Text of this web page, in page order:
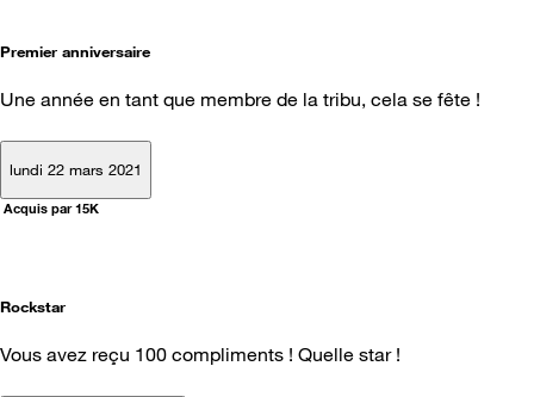
Premier anniversaire
Une année en tant que membre de la tribu, cela se fête !
lundi 22 mars 2021
Acquis par 15K
Rockstar
Vous avez reçu 100 compliments ! Quelle star !